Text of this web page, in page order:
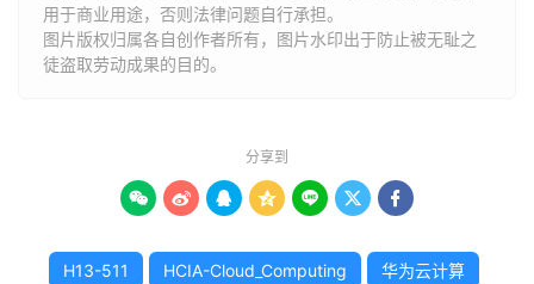
用于商业用途，否则法律问题自行承担。
图片版权归属各自创作者所有，图片水印出于防止被无耻之
徒盗取劳动成果的目的。
分享到
      
H13-511 HCIA-Cloud_Computing 华为云计算